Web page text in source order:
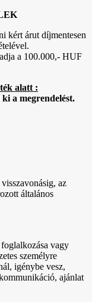
kért árut díjmentesen
a 100.000,- HUF
alatt :
a megrendelést.
az
általános
vagy
személyre
igénybe vesz,
ajánlat